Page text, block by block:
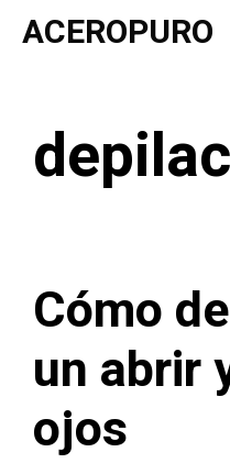
Saltar
ACEROPURO
Cómo
un abrir
ojos